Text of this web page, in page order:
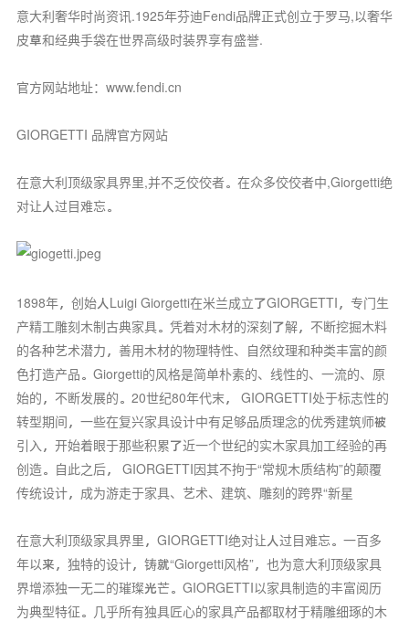
意大利奢华时尚资讯.1925年芬迪Fendi品牌正式创立于罗马,以奢华
皮草和经典手袋在世界高级时装界享有盛誉.
官方网站地址：www.fendi.cn
GIORGETTI 品牌官方网站
在意大利顶级家具界里,并不乏佼佼者。在众多佼佼者中,Giorgetti绝
对让人过目难忘。
1898年，创始人Luigi Giorgetti在米兰成立了GIORGETTI，专门生
产精工雕刻木制古典家具。凭着对木材的深刻了解，不断挖掘木料
的各种艺术潜力，善用木材的物理特性、自然纹理和种类丰富的颜
色打造产品。Giorgetti的风格是简单朴素的、线性的、一流的、原
始的，不断发展的。20世纪80年代末， GIORGETTI处于标志性的
转型期间，一些在复兴家具设计中有足够品质理念的优秀建筑师被
引入，开始着眼于那些积累了近一个世纪的实木家具加工经验的再
创造。自此之后， GIORGETTI因其不拘于“常规木质结构”的颠覆
传统设计，成为游走于家具、艺术、建筑、雕刻的跨界“新星
在意大利顶级家具界里，GIORGETTI绝对让人过目难忘。一百多
年以来，独特的设计，铸就“Giorgetti风格”，也为意大利顶级家具
界增添独一无二的璀璨光芒。GIORGETTI以家具制造的丰富阅历
为典型特征。几乎所有独具匠心的家具产品都取材于精雕细琢的木